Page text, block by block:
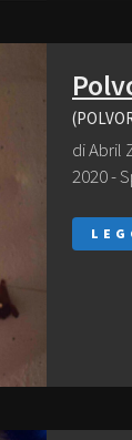
di Abril
2020 -